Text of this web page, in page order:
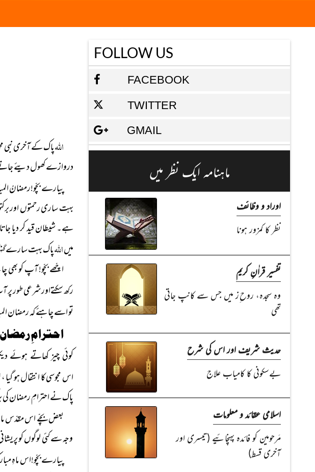
اللہپاک کے آخری نبی
دروازے کھول دیئے
پیارے بچّو!رمضانُ
بہت ساری رحمتوں اور
ہے۔ شیطان قید کر دیا
میںاللہپاکبہت سارے
اچّھے بچّو! آپ کو بھی
رکھ سکتےاورشرعی طور پر
تو اسے چاہئے کہ رمضان
احترامِ
کوئی چیز کھاتے ہوئے
اس مجوسی کا انتقال ہو
پاکنے احترامِ رمضان
بعض بچّے اس مقدّس
وجہ سے کئی لوگوں کو
پیارے بچّو!اس ماہِ
FOLLOW US
FACEBOOK
TWITTER
GMAIL
ماہنامہ ایک نظر میں
اوراد و وظائف
نظر کا کمزور ہونا
تفسیر قراٰنِ کریم
وہ سجدہ، روح ِز میں جس سے کانپ جاتی
تھی
حدیث شریف اور اس کی شرح
بےسکونی کا کامیاب علاج
اسلامی عقائد و معلومات
مَرحومین کو فائدہ پہنچائیے (تیسری اور
آخری قسط)